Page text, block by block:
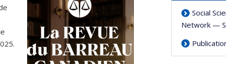
Social
Network —